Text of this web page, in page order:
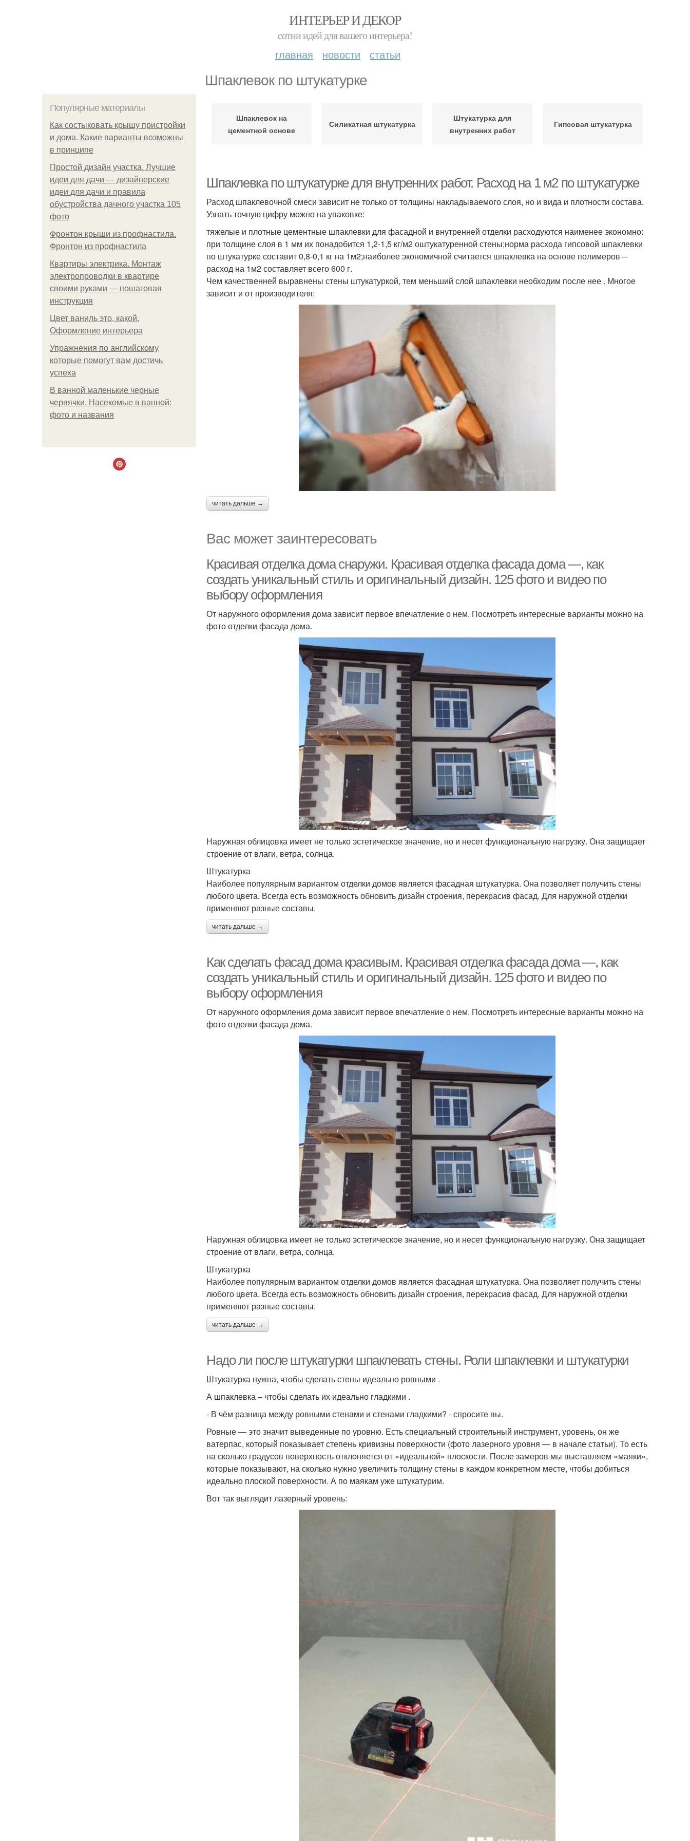
ИНТЕРЬЕР И ДЕКОР
сотни идей для вашего интерьера!
главная новости статьи
Шпаклевок по штукатурке
Популярные материалы
Как состыковать крышу пристройки
и дома. Какие варианты возможны
в принципе
Простой дизайн участка. Лучшие
идеи для дачи — дизайнерские
идеи для дачи и правила
обустройства дачного участка 105
фото
Фронтон крыши из профнастила.
Фронтон из профнастила
Квартиры электрика. Монтаж
электропроводки в квартире
своими руками — пошаговая
инструкция
Цвет ваниль это, какой.
Оформление интерьера
Упражнения по английскому,
которые помогут вам достичь
успеха
В ванной маленькие черные
червячки. Насекомые в ванной:
фото и названия
Шпаклевок на
цементной основе
Силикатная штукатурка
Штукатурка для
внутренних работ
Гипсовая штукатурка
Шпаклевка по штукатурке для внутренних работ. Расход на 1 м2 по штукатурке
Расход шпаклевочной смеси зависит не только от толщины накладываемого слоя, но и вида и плотности состава.
Узнать точную цифру можно на упаковке:
тяжелые и плотные цементные шпаклевки для фасадной и внутренней отделки расходуются наименее экономно:
при толщине слоя в 1 мм их понадобится 1,2-1,5 кг/м2 оштукатуренной стены;норма расхода гипсовой шпаклевки
по штукатурке составит 0,8-0,1 кг на 1м2;наиболее экономичной считается шпаклевка на основе полимеров –
расход на 1м2 составляет всего 600 г.
Чем качественней выравнены стены штукатуркой, тем меньший слой шпаклевки необходим после нее . Многое
зависит и от производителя:
читать дальше →
Вас может заинтересовать
Красивая отделка дома снаружи. Красивая отделка фасада дома —, как
создать уникальный стиль и оригинальный дизайн. 125 фото и видео по
выбору оформления
От наружного оформления дома зависит первое впечатление о нем. Посмотреть интересные варианты можно на
фото отделки фасада дома.
Наружная облицовка имеет не только эстетическое значение, но и несет функциональную нагрузку. Она защищает
строение от влаги, ветра, солнца.
Штукатурка
Наиболее популярным вариантом отделки домов является фасадная штукатурка. Она позволяет получить стены
любого цвета. Всегда есть возможность обновить дизайн строения, перекрасив фасад. Для наружной отделки
применяют разные составы.
читать дальше →
Как сделать фасад дома красивым. Красивая отделка фасада дома —, как
создать уникальный стиль и оригинальный дизайн. 125 фото и видео по
выбору оформления
От наружного оформления дома зависит первое впечатление о нем. Посмотреть интересные варианты можно на
фото отделки фасада дома.
Наружная облицовка имеет не только эстетическое значение, но и несет функциональную нагрузку. Она защищает
строение от влаги, ветра, солнца.
Штукатурка
Наиболее популярным вариантом отделки домов является фасадная штукатурка. Она позволяет получить стены
любого цвета. Всегда есть возможность обновить дизайн строения, перекрасив фасад. Для наружной отделки
применяют разные составы.
читать дальше →
Надо ли после штукатурки шпаклевать стены. Роли шпаклевки и штукатурки
Штукатурка нужна, чтобы сделать стены идеально ровными .
А шпаклевка – чтобы сделать их идеально гладкими .
- В чём разница между ровными стенами и стенами гладкими? - спросите вы.
Ровные — это значит выведенные по уровню. Есть специальный строительный инструмент, уровень, он же
ватерпас, который показывает степень кривизны поверхности (фото лазерного уровня — в начале статьи). То есть
на сколько градусов поверхность отклоняется от «идеальной» плоскости. После замеров мы выставляем «маяки»,
которые показывают, на сколько нужно увеличить толщину стены в каждом конкретном месте, чтобы добиться
идеально плоской поверхности. А по маякам уже штукатурим.
Вот так выглядит лазерный уровень: